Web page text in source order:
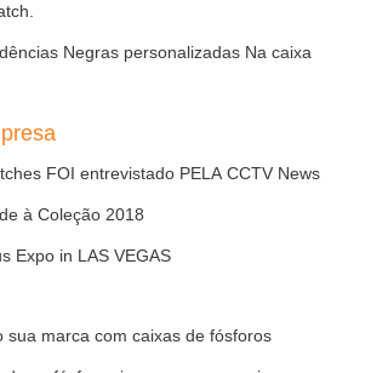
Negras personalizadas Na caixa
FOI entrevistado PELA CCTV News
à Coleção 2018
Expo in LAS VEGAS
sua marca com caixas de fósforos